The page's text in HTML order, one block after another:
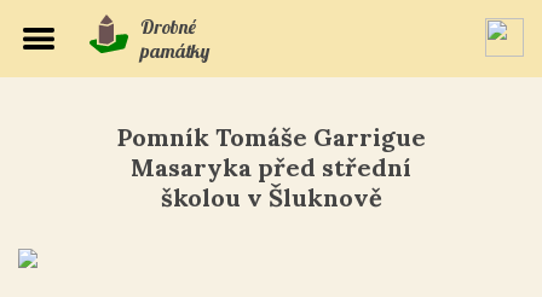
Drobné
památky
Pomník Tomáše Garrigue
Masaryka před střední
školou v Šluknově